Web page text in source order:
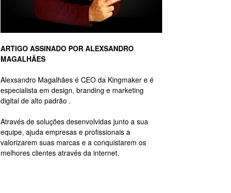
ARTIGO ASSINADO POR ALEXSANDRO
MAGALHÃES
Alexsandro Magalhães é CEO da Kingmaker e é
especialista em design, branding e marketing
digital de alto padrão .
Através de soluções desenvolvidas junto a sua
equipe, ajuda empresas e profissionais a
valorizarem suas marcas e a conquistarem os
melhores clientes através da internet.